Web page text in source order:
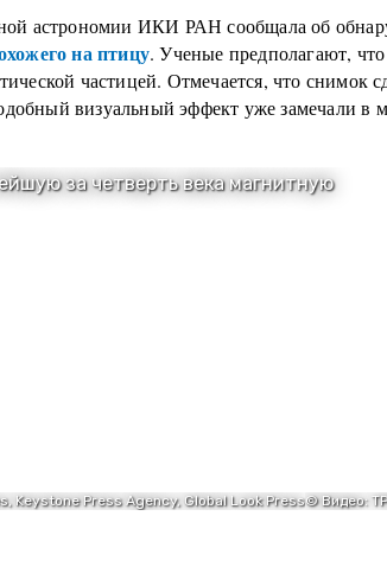
астрономии ИКИ РАН сообщала об
на птицу. Ученые предполагают, что
частицей. Отмечается, что снимок
визуальный эффект уже замечали в